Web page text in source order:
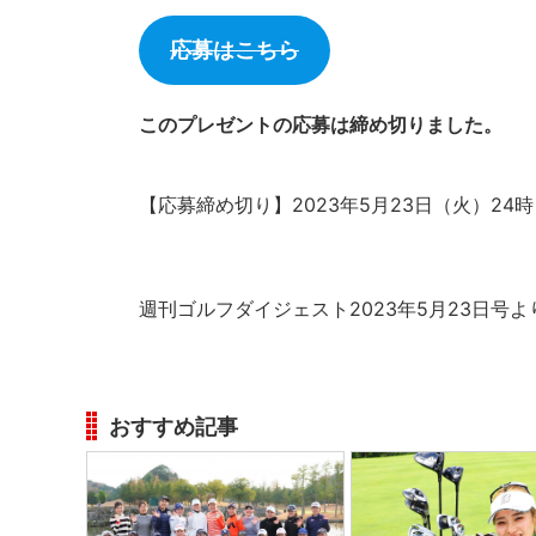
応募はこちら
このプレゼントの応募は締め切りました。
【応募締め切り】2023年5月23日（火）24時
週刊ゴルフダイジェスト2023年5月23日号よ
おすすめ記事